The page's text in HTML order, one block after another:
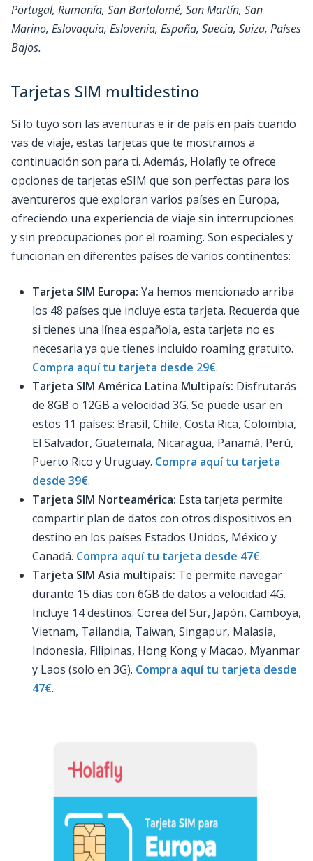
Portugal, Rumanía, San Bartolomé, San Martín, San
Marino, Eslovaquia, Eslovenia, España, Suecia, Suiza, Países
Bajos.
Tarjetas SIM multidestino
Si lo tuyo son las aventuras e ir de país en país cuando
vas de viaje, estas tarjetas que te mostramos a
continuación son para ti. Además, Holafly te ofrece
opciones de tarjetas eSIM que son perfectas para los
aventureros que exploran varios países en Europa,
ofreciendo una experiencia de viaje sin interrupciones
y sin preocupaciones por el roaming. Son especiales y
funcionan en diferentes países de varios continentes:
Tarjeta SIM Europa: Ya hemos mencionado arriba
los 48 países que incluye esta tarjeta. Recuerda que
si tienes una línea española, esta tarjeta no es
necesaria ya que tienes incluido roaming gratuito.
Compra aquí tu tarjeta desde 29€.
Tarjeta SIM América Latina Multipaís: Disfrutarás
de 8GB o 12GB a velocidad 3G. Se puede usar en
estos 11 países: Brasil, Chile, Costa Rica, Colombia,
El Salvador, Guatemala, Nicaragua, Panamá, Perú,
Puerto Rico y Uruguay. Compra aquí tu tarjeta
desde 39€.
Tarjeta SIM Norteamérica: Esta tarjeta permite
compartir plan de datos con otros dispositivos en
destino en los países Estados Unidos, México y
Canadá. Compra aquí tu tarjeta desde 47€.
Tarjeta SIM Asia multipaís: Te permite navegar
durante 15 días con 6GB de datos a velocidad 4G.
Incluye 14 destinos: Corea del Sur, Japón, Camboya,
Vietnam, Tailandia, Taiwan, Singapur, Malasia,
Indonesia, Filipinas, Hong Kong y Macao, Myanmar
y Laos (solo en 3G). Compra aquí tu tarjeta desde
47€.